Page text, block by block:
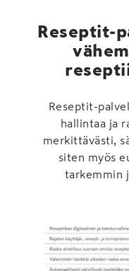
Reseptit-
Reseptit-
hallintaa ja
merkittävästi,
siten myös
tarkemmin